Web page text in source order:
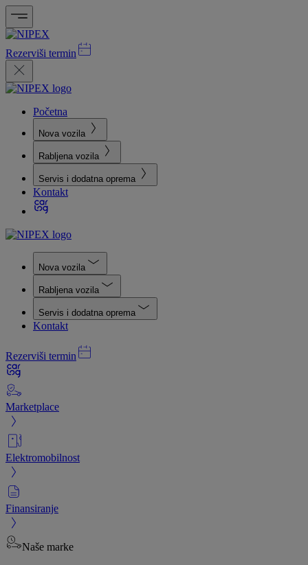
Rezerviši termin
Početna
Nova vozila
Rabljena vozila
Servis i dodatna oprema
Kontakt
Nova vozila
Rabljena vozila
Servis i dodatna oprema
Kontakt
Rezerviši termin
Marketplace
Elektromobilnost
Finansiranje
Naše marke